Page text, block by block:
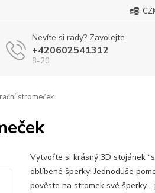
Nevíte si rady? Zavolejte.
+420602541312
8-20
stromeček
Vytvořte si krásný 3D stojánek
oblíbené šperky! Jednoduše
pověste na stromek své šperky.